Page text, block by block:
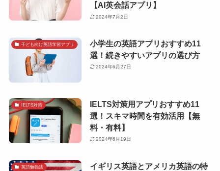
【AI英会話アプリ】
2024年7月2日
子ども向け英語学習アプリ
小学生の英語アプリおすすめ11
選！続きやすいアプリの選び方
2024年6月27日
IELTS対策
IELTS対策用アプリおすすめ11
選！スキマ時間を有効活用【無
料・有料】
2024年6月19日
英語勉強法
イギリス英語とアメリカ英語の特